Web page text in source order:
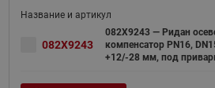
082X9243
082X9243 — Ридан
компенсатор PN16,
+12/-28 мм, под